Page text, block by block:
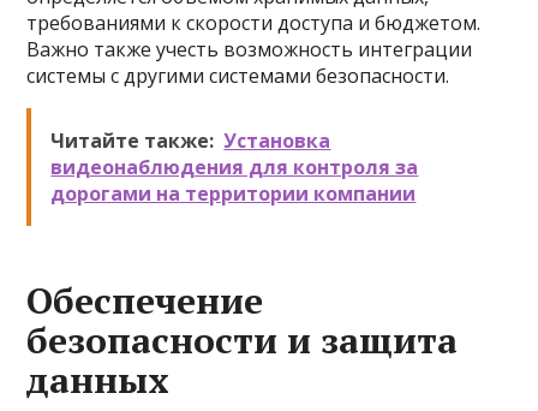
требованиями к скорости доступа и бюджетом.
Важно также учесть возможность интеграции
системы с другими системами безопасности.
Читайте также: Установка
видеонаблюдения для контроля за
дорогами на территории компании
Обеспечение
безопасности и защита
данных